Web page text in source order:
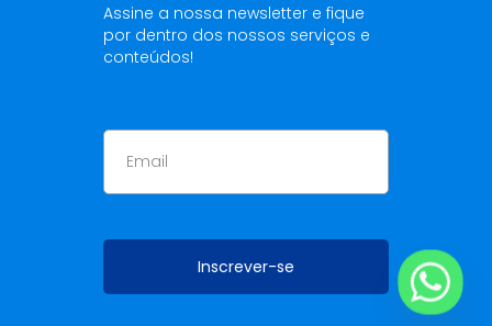
Assine a nossa newsletter e fique
por dentro dos nossos serviços e
conteúdos!
Inscrever-se